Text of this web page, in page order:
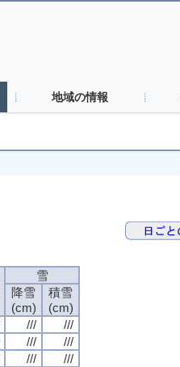
地域の情報
雪
降雪
(cm)
積雪
(cm)
///
///
///
///
///
///